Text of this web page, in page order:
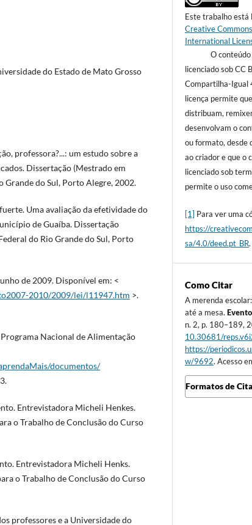
do Estado de Mato Grosso
professora?...: um estudo sobre a
Dissertação (Mestrado em
Grande do Sul, Porto Alegre, 2002.
Uma avaliação da efetividade do
de Guaíba. Dissertação
do Rio Grande do Sul, Porto
de 2009. Disponível em: <
2010/2009/lei/l11947.htm >.
Nacional de Alimentação
documentos/
Entrevistadora Micheli Henkes.
o Trabalho de Conclusão do Curso
Entrevistadora Micheli Henks.
o Trabalho de Conclusão do Curso
professores e a Universidade do
Este trabalho está
Creative
International
O conteúdo
licenciado sob CC
Compartilha-Igual
licença permite
distribuam,
desenvolvam o
ou formato, desde
ao criador e que o
licenciado sob
permite o uso
[1] Para ver uma
https://
sa/4.0/deed.pt_BR.
Como Citar
A merenda
até a mesa.
n. 2, p. 180–189,
10.30681/
https://
w/9692. Acesso
Formatos de